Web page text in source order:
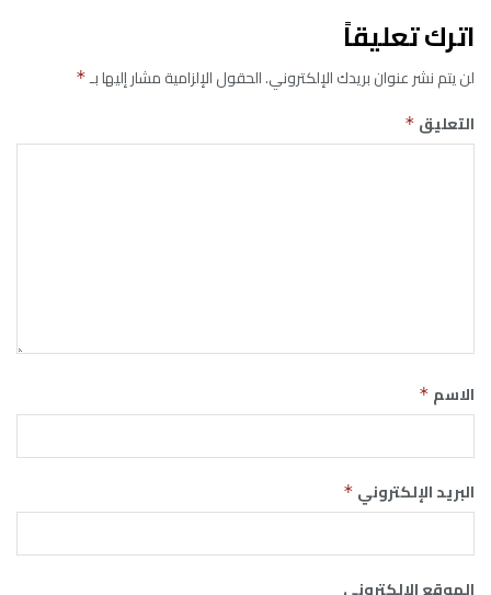
اترك تعليقاً
لن يتم نشر عنوان بريدك الإلكتروني.الحقول الإلزامية مشار إليها بـ*
التعليق *
الاسم *
البريد الإلكتروني *
الموقع الإلكتروني